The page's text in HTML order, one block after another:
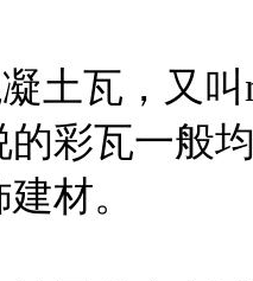
土瓦，又
彩瓦一般
材。